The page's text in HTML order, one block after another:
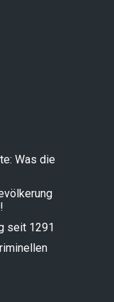
Was die
seit 1291